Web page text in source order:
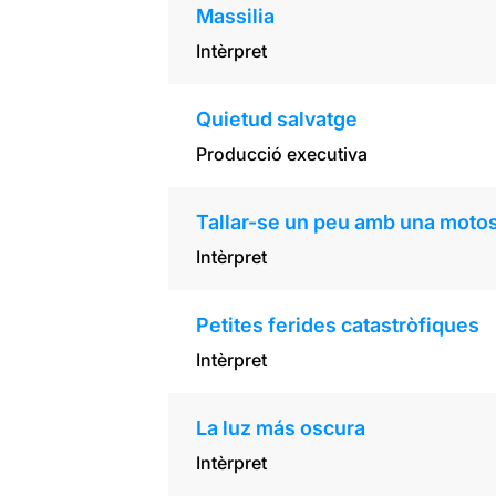
Massilia
Intèrpret
Quietud salvatge
Producció executiva
Tallar-se un peu amb una
Intèrpret
Petites ferides catastròfiques
Intèrpret
La luz más oscura
Intèrpret